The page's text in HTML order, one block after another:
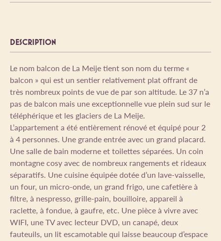
DESCRIPTION
Le nom balcon de La Meije tient son nom du terme «
balcon » qui est un sentier relativement plat offrant de
très nombreux points de vue de par son altitude. Le 37 n’a
pas de balcon mais une exceptionnelle vue plein sud sur le
téléphérique et les glaciers de La Meije.
L’appartement a été entièrement rénové et équipé pour 2
à 4 personnes. Une grande entrée avec un grand placard.
Une salle de bain moderne et toilettes séparées. Un coin
montagne cosy avec de nombreux rangements et rideaux
séparatifs. Une cuisine équipée dotée d’un lave-vaisselle,
un four, un micro-onde, un grand frigo, une cafetière à
filtre, à nespresso, grille-pain, bouilloire, appareil à
raclette, à fondue, à gaufre, etc. Une pièce à vivre avec
WIFI, une TV avec lecteur DVD, un canapé, deux
fauteuils, un lit escamotable qui laisse beaucoup d’espace